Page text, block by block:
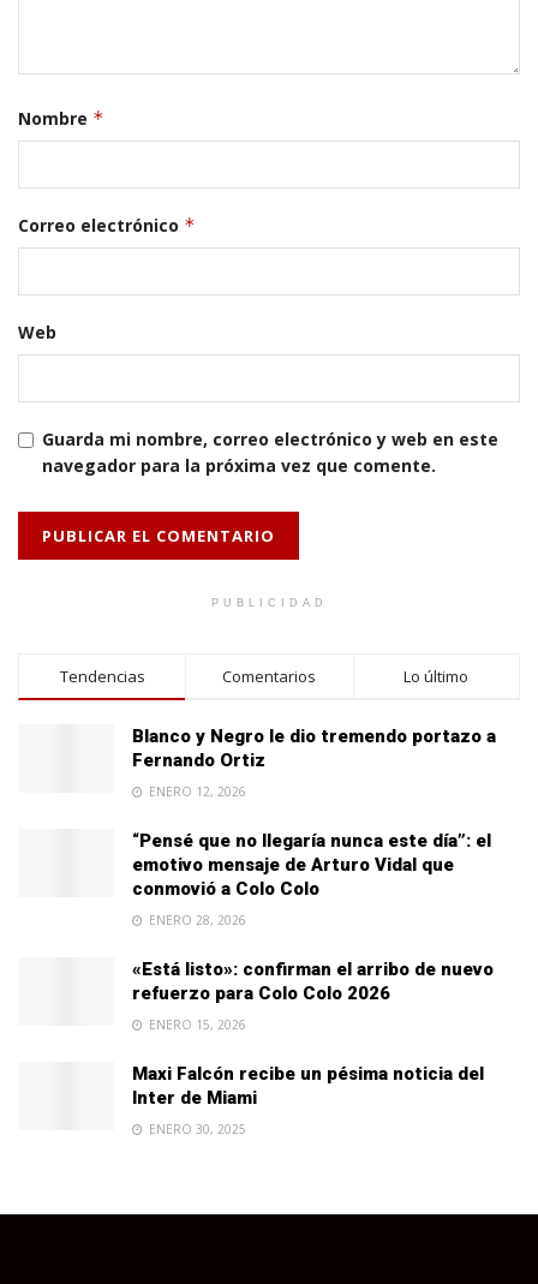
Nombre *
Correo electrónico *
Web
Guarda mi nombre, correo electrónico y web en este
navegador para la próxima vez que comente.
PUBLICIDAD
Tendencias Comentarios Lo último
Blanco y Negro le dio tremendo portazo a
Fernando Ortiz
ENERO 12, 2026
“Pensé que no llegaría nunca este día”: el
emotivo mensaje de Arturo Vidal que
conmovió a Colo Colo
ENERO 28, 2026
«Está listo»: confirman el arribo de nuevo
refuerzo para Colo Colo 2026
ENERO 15, 2026
Maxi Falcón recibe un pésima noticia del
Inter de Miami
ENERO 30, 2025